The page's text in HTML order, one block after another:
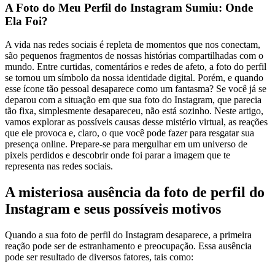
A Foto ‌do⁤ Meu Perfil do Instagram Sumiu: Onde
Ela​ Foi?
A vida nas redes sociais é repleta de momentos que nos conectam,
são pequenos fragmentos de nossas histórias compartilhadas com o
mundo. Entre curtidas, comentários e redes de ‌afeto, a foto do perfil
se tornou um símbolo da nossa identidade⁣ digital.⁤ Porém, e quando
esse‍ ícone ⁢tão ⁤pessoal ​desaparece como um fantasma? Se você já se
deparou com a ‌situação em ⁢que sua foto do Instagram, que parecia
tão fixa,⁢ simplesmente desapareceu, não está sozinho.⁣ Neste artigo,
vamos explorar ‍as possíveis causas desse mistério virtual, as ‌reações
que ele provoca​ e, ⁢claro, o ⁢que ​você pode fazer para resgatar sua
presença online. Prepare-se para mergulhar em um universo de
pixels ⁣perdidos e ⁢descobrir⁣ onde ‍foi parar a imagem que te‍
representa‌ nas redes ⁣sociais.
A misteriosa ausência da foto ⁤de perfil do
Instagram e seus possíveis​ motivos
Quando a sua foto ⁣de ⁣perfil do​ Instagram desaparece, a primeira
reação ​pode ser de estranhamento e preocupação. Essa ⁤ausência
pode ser resultado de diversos fatores,‌ tais como: